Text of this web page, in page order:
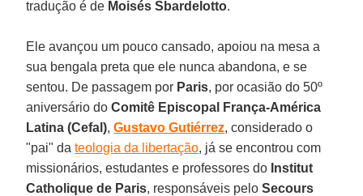
tradução é de Moisés Sbardelotto.
Ele avançou um pouco cansado, apoiou na mesa a
sua bengala preta que ele nunca abandona, e se
sentou. De passagem por Paris, por ocasião do 50º
aniversário doComitê Episcopal França-América
Latina (Cefal),Gustavo Gutiérrez, considerado o
"pai" dateologia da libertação, já se encontrou com
missionários, estudantes e professores do Institut
Catholique de Paris, responsáveis peloSecours